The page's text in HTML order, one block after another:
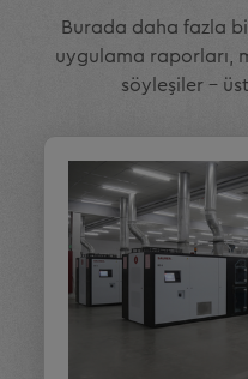
Burada daha fazla
uygulama raporları,
söyleşiler –